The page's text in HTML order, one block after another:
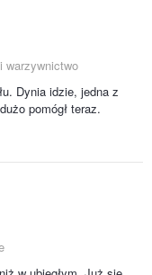
warzywnictwo
Dynia idzie, jedna z
pomógł teraz.